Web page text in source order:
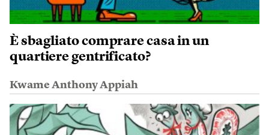
È sbagliato comprare casa in un
quartiere gentrificato?
Kwame Anthony Appiah